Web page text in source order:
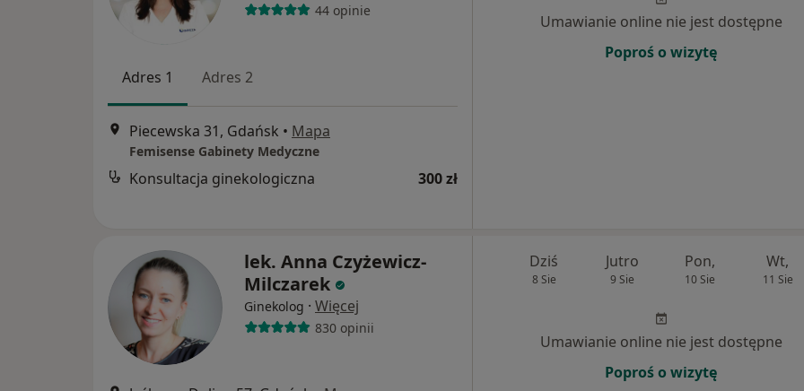
44 opinie
Adres 1 Adres 2
Piecewska 31, Gdańsk • Mapa
Femisense Gabinety Medyczne
Konsultacja ginekologiczna 300 zł
Umawianie online nie jest dostępne
Poproś o wizytę
lek. Anna Czyżewicz-
Milczarek
Ginekolog · Więcej
830 opinii
Dziś
8 Sie
Jutro
9 Sie
Pon,
10 Sie
Wt,
11 Sie
Umawianie online nie jest dostępne
Poproś o wizytę